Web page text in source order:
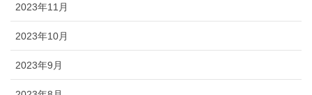
2023年11月
2023年10月
2023年9月